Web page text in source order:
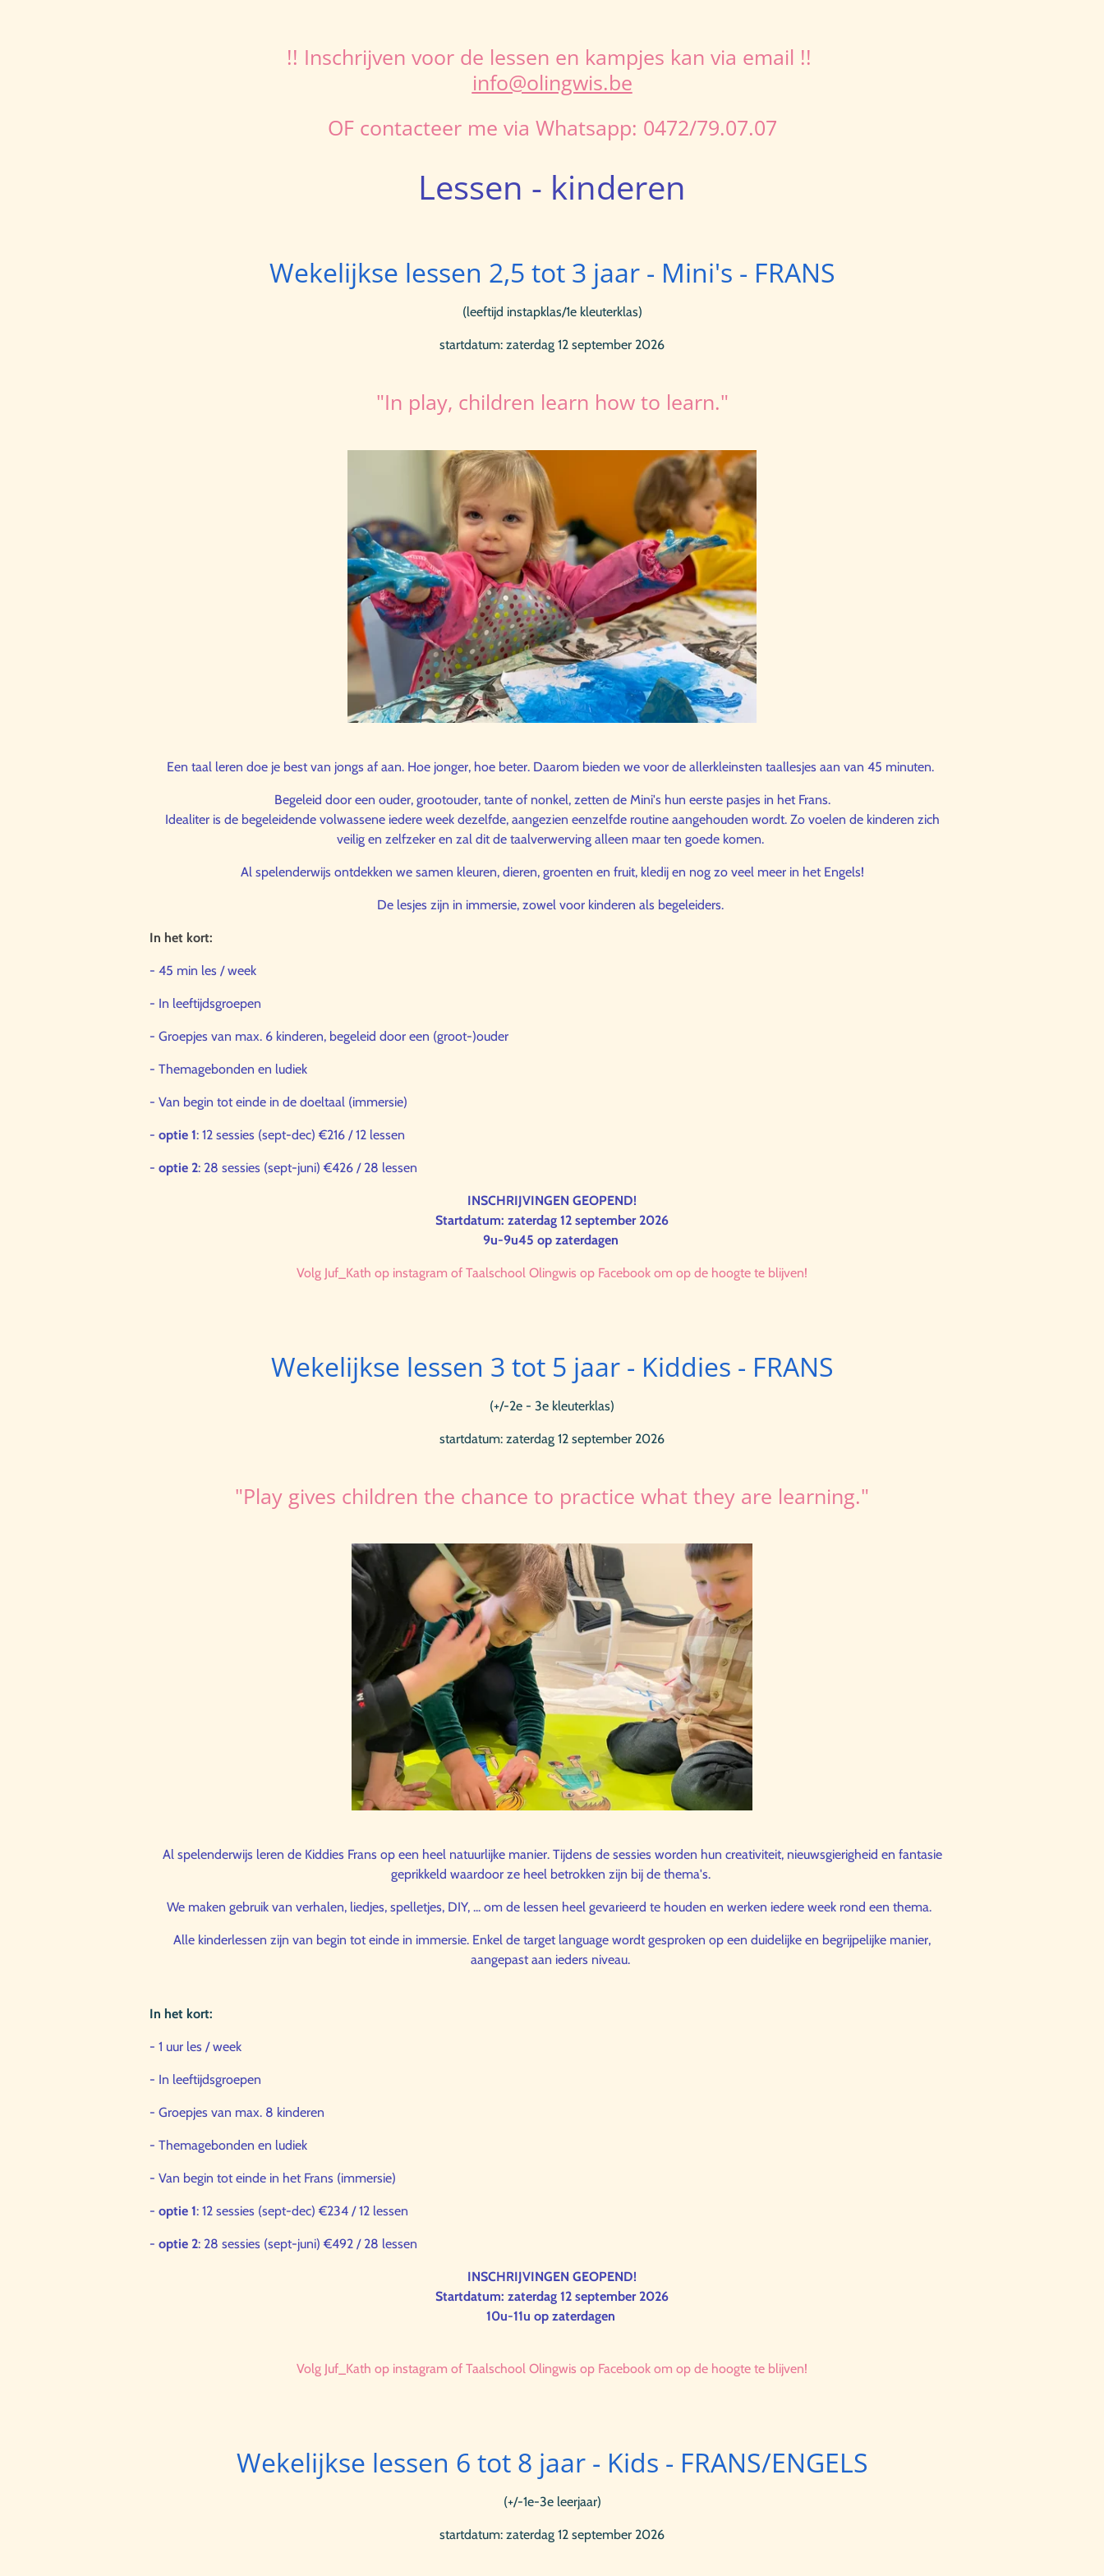
!! Inschrijven voor de lessen en kampjes kan via email !!
info@olingwis.be
OF contacteer me via Whatsapp: 0472/79.07.07
Lessen - kinderen
Wekelijkse lessen 2,5 tot 3 jaar - Mini's - FRANS
(leeftijd instapklas/1e kleuterklas)
startdatum: zaterdag 12 september 2026
"In play, children learn how to learn."
Een taal leren doe je best van jongs af aan. Hoe jonger, hoe beter. Daarom bieden we voor de allerkleinsten taallesjes aan van 45 minuten.
Begeleid door een ouder, grootouder, tante of nonkel, zetten de Mini's hun eerste pasjes in het Frans.
Idealiter is de begeleidende volwassene iedere week dezelfde, aangezien eenzelfde routine aangehouden wordt. Zo voelen de kinderen zich
veilig en zelfzeker en zal dit de taalverwerving alleen maar ten goede komen.
Al spelenderwijs ontdekken we samen kleuren, dieren, groenten en fruit, kledij en nog zo veel meer in het Engels!
De lesjes zijn in immersie, zowel voor kinderen als begeleiders.
In het kort:
- 45 min les / week
- In leeftijdsgroepen
- Groepjes van max. 6 kinderen, begeleid door een (groot-)ouder
- Themagebonden en ludiek
- Van begin tot einde in de doeltaal (immersie)
- optie 1: 12 sessies (sept-dec) €216 / 12 lessen
- optie 2: 28 sessies (sept-juni) €426 / 28 lessen
INSCHRIJVINGEN GEOPEND!
Startdatum: zaterdag 12 september 2026
9u-9u45 op zaterdagen
Volg Juf_Kath op instagram of Taalschool Olingwis op Facebook om op de hoogte te blijven!
Wekelijkse lessen 3 tot 5 jaar - Kiddies - FRANS
(+/-2e - 3e kleuterklas)
startdatum: zaterdag 12 september 2026
"Play gives children the chance to practice what they are learning."
Al spelenderwijs leren de Kiddies Frans op een heel natuurlijke manier. Tijdens de sessies worden hun creativiteit, nieuwsgierigheid en fantasie
geprikkeld waardoor ze heel betrokken zijn bij de thema's.
We maken gebruik van verhalen, liedjes, spelletjes, DIY, ... om de lessen heel gevarieerd te houden en werken iedere week rond een thema.
Alle kinderlessen zijn van begin tot einde in immersie. Enkel de target language wordt gesproken op een duidelijke en begrijpelijke manier,
aangepast aan ieders niveau.
In het kort:
- 1 uur les / week
- In leeftijdsgroepen
- Groepjes van max. 8 kinderen
- Themagebonden en ludiek
- Van begin tot einde in het Frans (immersie)
- optie 1: 12 sessies (sept-dec) €234 / 12 lessen
- optie 2: 28 sessies (sept-juni) €492 / 28 lessen
INSCHRIJVINGEN GEOPEND!
Startdatum: zaterdag 12 september 2026
10u-11u op zaterdagen
Volg Juf_Kath op instagram of Taalschool Olingwis op Facebook om op de hoogte te blijven!
Wekelijkse lessen 6 tot 8 jaar - Kids - FRANS/ENGELS
(+/-1e-3e leerjaar)
startdatum: zaterdag 12 september 2026